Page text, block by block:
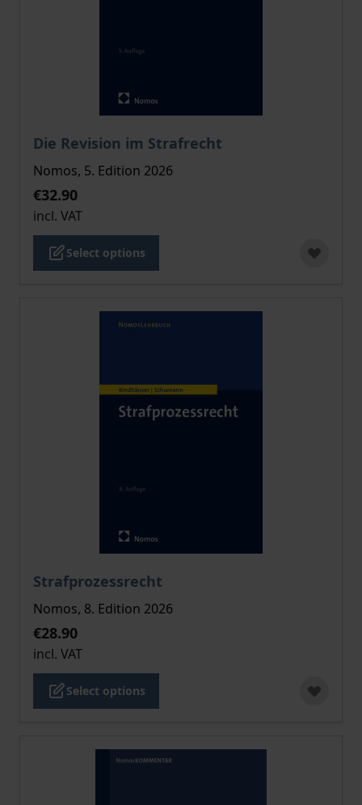
Die Revision im Strafrecht
The price depends on the options chosen on the
Nomos, 5. Edition 2026
€32.90
incl. VAT
Select options
Strafprozessrecht
The price depends on the options chosen on the
Nomos, 8. Edition 2026
€28.90
incl. VAT
Select options